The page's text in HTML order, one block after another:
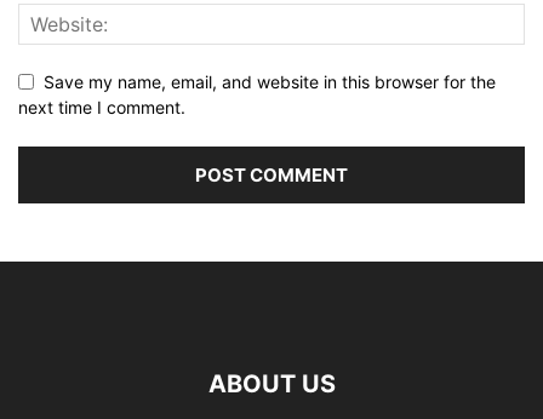
Save my name, email, and website in this browser for the
next time I comment.
ABOUT US